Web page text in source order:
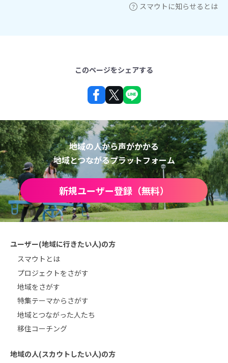
スマウトに知らせるとは
このページをシェアする
地域の人から声がかかる
地域とつながるプラットフォーム
新規ユーザー登録（無料）
ユーザー(地域に行きたい人)の方
スマウトとは
プロジェクトをさがす
地域をさがす
特集テーマからさがす
地域とつながった人たち
移住コーチング
地域の人(スカウトしたい人)の方